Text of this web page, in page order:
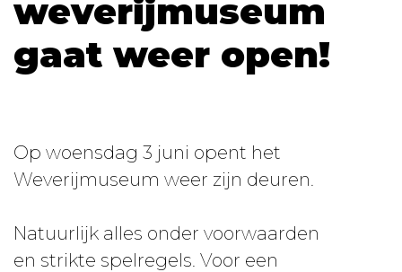
weverijmuseum
gaat weer open!
Op woensdag 3 juni opent het
Weverijmuseum weer zijn deuren.
Natuurlijk alles onder voorwaarden
en strikte spelregels. Voor een